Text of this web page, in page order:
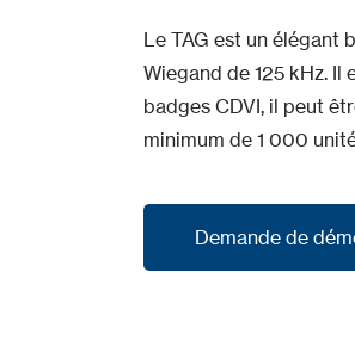
Le TAG est un élégant
Wiegand de 125 kHz.
badges CDVI, il peut
minimum de 1 000
Demande de